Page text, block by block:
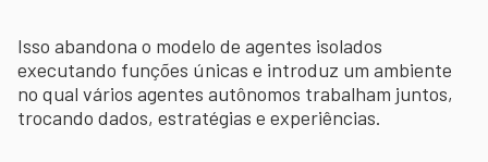
Isso abandona o modelo de agentes isolados
executando funções únicas e introduz um ambiente
no qual vários agentes autônomos trabalham juntos,
trocando dados, estratégias e experiências.